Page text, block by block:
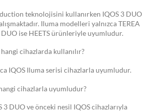
teknolojisini kullanırken IQOS 3 DUO
Iluma modelleri yalnızca TEREA
ise HEETS ürünleriyle uyumludur.
hangi cihazlarda kullanılır?
IQOS Iluma serisi cihazlarla uyumludur.
cihazlarla uyumludur?
3 DUO ve önceki nesil IQOS cihazlarıyla